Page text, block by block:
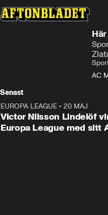
AC
Senast
EUROPA LEAGUE • 20 MAJ
Victor Nilsson Lindelöf
Europa League med sitt